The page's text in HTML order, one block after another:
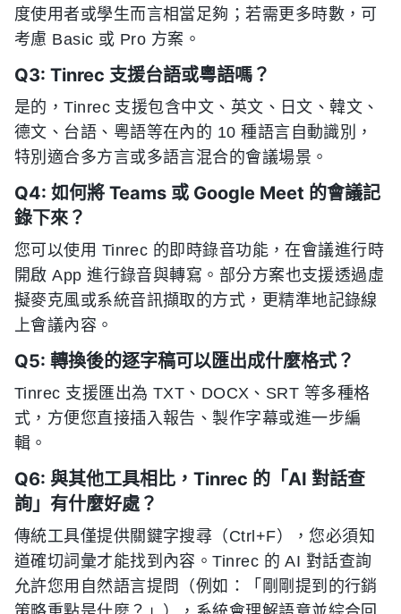
度使用者或學生而言相當足夠；若需更多時數，可
考慮 Basic 或 Pro 方案。
Q3: Tinrec 支援台語或粵語嗎？
是的，Tinrec 支援包含中文、英文、日文、韓文、
德文、台語、粵語等在內的 10 種語言自動識別，
特別適合多方言或多語言混合的會議場景。
Q4: 如何將 Teams 或 Google Meet 的會議記
錄下來？
您可以使用 Tinrec 的即時錄音功能，在會議進行時
開啟 App 進行錄音與轉寫。部分方案也支援透過虛
擬麥克風或系統音訊擷取的方式，更精準地記錄線
上會議內容。
Q5: 轉換後的逐字稿可以匯出成什麼格式？
Tinrec 支援匯出為 TXT、DOCX、SRT 等多種格
式，方便您直接插入報告、製作字幕或進一步編
輯。
Q6: 與其他工具相比，Tinrec 的「AI 對話查
詢」有什麼好處？
傳統工具僅提供關鍵字搜尋（Ctrl+F），您必須知
道確切詞彙才能找到內容。Tinrec 的 AI 對話查詢
允許您用自然語言提問（例如：「剛剛提到的行銷